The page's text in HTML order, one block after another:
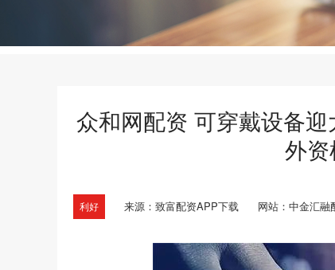
众和网配资 可穿戴设备
外
利好 来源：致富配资APP下载 网站：中金汇融